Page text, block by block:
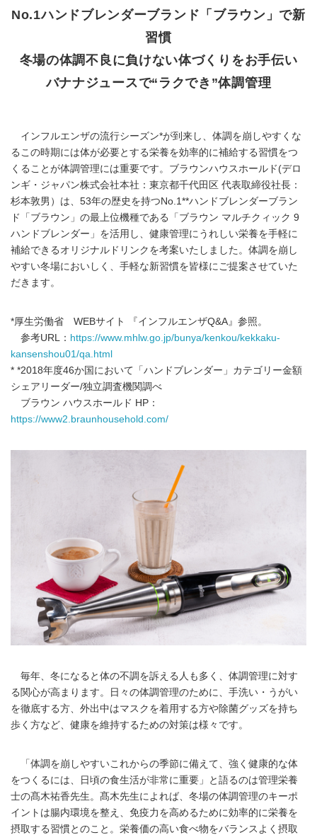
No.1ハンドブレンダーブランド「ブラウン」で新
習慣
冬場の体調不良に負けない体づくりをお手伝い
バナナジュースで“ラクでき”体調管理
インフルエンザの流行シーズン*が到来し、体調を崩しやすくな
るこの時期には体が必要とする栄養を効率的に補給する習慣をつ
くることが体調管理には重要です。ブラウンハウスホールド(デロ
ンギ・ジャパン株式会社本社：東京都千代田区 代表取締役社長：
杉本敦男）は、53年の歴史を持つNo.1**ハンドブレンダーブラン
ド「ブラウン」の最上位機種である「ブラウン マルチクィック 9
ハンドブレンダー」を活用し、健康管理にうれしい栄養を手軽に
補給できるオリジナルドリンクを考案いたしました。体調を崩し
やすい冬場においしく、手軽な新習慣を皆様にご提案させていた
だきます。
*厚生労働省 WEBサイト 『インフルエンザQ&A』参照。
参考URL： https://www.mhlw.go.jp/bunya/kenkou/kekkaku-
kansenshou01/qa.html
* *2018年度46か国において「ハンドブレンダー」カテゴリー金額
シェアリーダー/独立調査機関調べ
ブラウン ハウスホールド HP：
https://www2.braunhousehold.com/
毎年、冬になると体の不調を訴える人も多く、体調管理に対す
る関心が高まります。日々の体調管理のために、手洗い・うがい
を徹底する方、外出中はマスクを着用する方や除菌グッズを持ち
歩く方など、健康を維持するための対策は様々です。
「体調を崩しやすいこれからの季節に備えて、強く健康的な体
をつくるには、日頃の食生活が非常に重要」と語るのは管理栄養
士の髙木祐香先生。髙木先生によれば、冬場の体調管理のキーポ
イントは腸内環境を整え、免疫力を高めるために効率的に栄養を
摂取する習慣とのこと。栄養価の高い食べ物をバランスよく摂取